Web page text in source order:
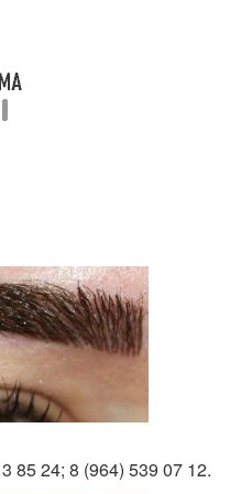
85 24; 8 (964) 539 07 12.